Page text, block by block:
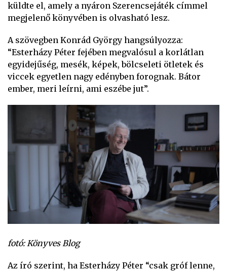
küldte el, amely a nyáron Szerencsejáték címmel
megjelenő könyvében is olvasható lesz.
A szövegben Konrád György hangsúlyozza:
“Esterházy Péter fejében megvalósul a korlátlan
egyidejűség, mesék, képek, bölcseleti ötletek és
viccek egyetlen nagy edényben forognak. Bátor
ember, meri leírni, ami eszébe jut”.
fotó: Könyves Blog
Az író szerint, ha Esterházy Péter “csak gróf lenne,